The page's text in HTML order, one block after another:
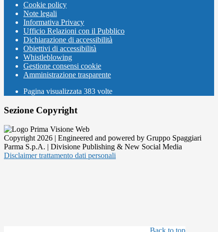
Cookie policy
Note legali
Informativa Privacy
Ufficio Relazioni con il Pubblico
Dichiarazione di accessibilità
Obiettivi di accessibilità
Whistleblowing
Gestione consensi cookie
Amministrazione trasparente
Pagina visualizzata 383 volte
Sezione Copyright
Copyright 2026 | Engineered and powered by Gruppo Spaggiari
Parma S.p.A. | Divisione Publishing & New Social Media
Disclaimer trattamento dati personali
Back to top